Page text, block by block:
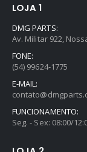
LOJA 1
DMG PARTS:
Av. Militar 922,
FONE:
(54) 99624-1775
E-MAIL:
FUNCIONAMENTO:
Seg. - Sex: 08:00/